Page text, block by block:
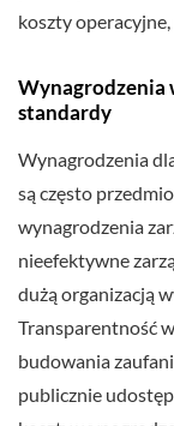
koszty
Wynagrodzenia
standardy
Wynagrodzenia
są często
wynagrodzenia
nieefektywne
dużą organizacją
Transparentność
budowania
publicznie